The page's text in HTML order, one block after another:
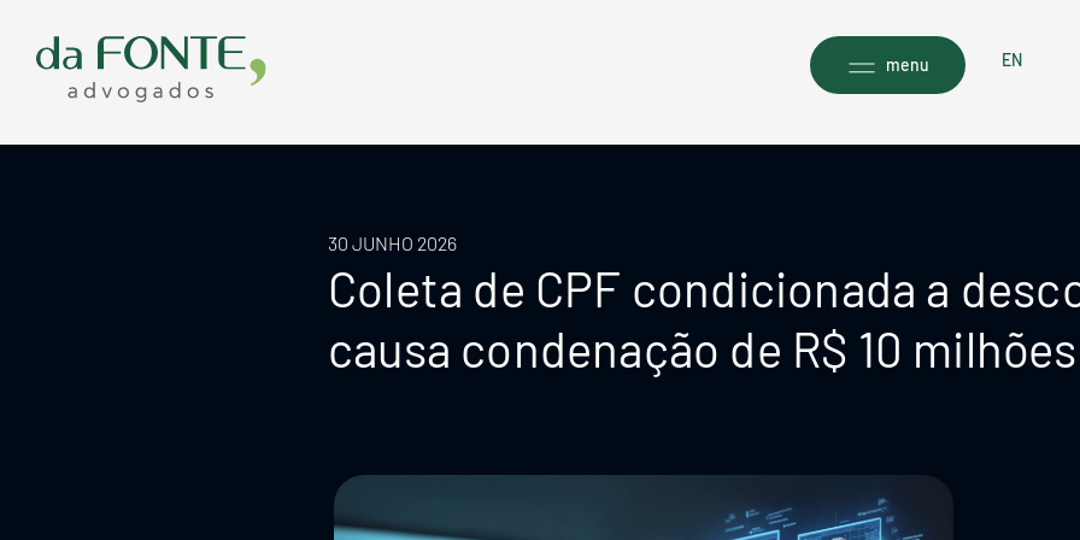
conteúdo
menu EN
30 JUNHO 2026
Coleta de CPF condicionada a
causa condenação de R$ 10 milhões